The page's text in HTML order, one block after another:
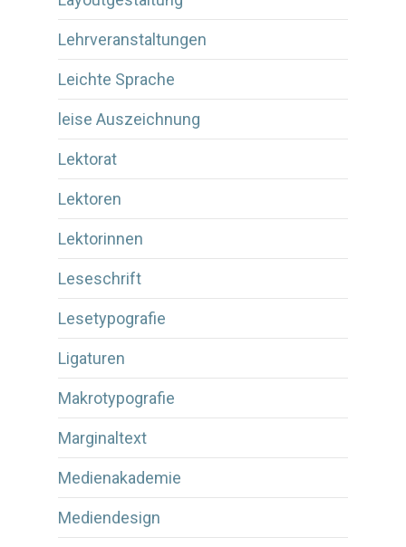
Lehrveranstaltungen
Leichte Sprache
leise Auszeichnung
Lektorat
Lektoren
Lektorinnen
Leseschrift
Lesetypografie
Ligaturen
Makrotypografie
Marginaltext
Medienakademie
Mediendesign